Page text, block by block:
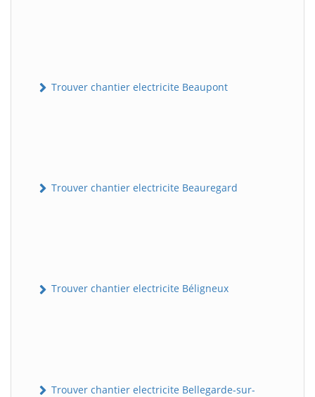
Trouver chantier electricite Beaupont
Trouver chantier electricite Beauregard
Trouver chantier electricite Béligneux
Trouver chantier electricite Bellegarde-sur-